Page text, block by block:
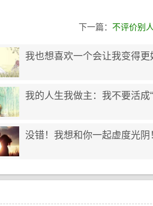
下一篇： 不评价别
我也想喜欢一个会让我变得更
我的人生我做主：我不要活成“
没错！我想和你一起虚度光阴